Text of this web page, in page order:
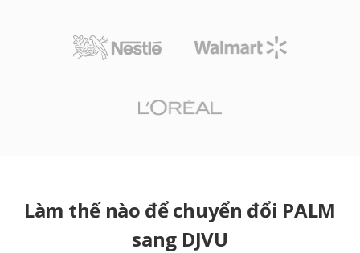
Làm thế nào để chuyển đổi PALM
sang DJVU